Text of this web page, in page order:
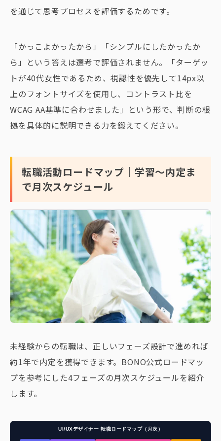
を通じて思考プロセスを評価するためです。
「かっこよかったから」「シンプルにしたかったか
ら」という答えは選考で評価されません。「ターゲッ
トが40代女性であるため、視認性を優先して14px以
上のフォントサイズを使用し、コントラスト比を
WCAG AA基準に合わせました」という形で、判断の根
拠を具体的に説明できる力を鍛えてください。
転職活動ロードマップ｜学習〜内定ま
で月次スケジュール
未経験からの転職は、正しいフェーズ設計で進めれば
約1年で内定を獲得できます。BONO公式ロードマッ
プを参考にした4フェーズの月次スケジュールを紹介
します。
UI/UXデザイナー 転職ロードマップ（月次）